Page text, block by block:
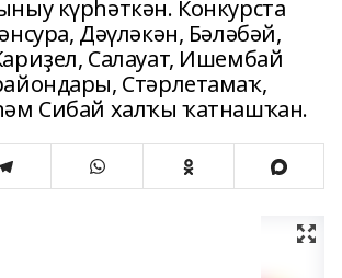
күрһәткән. Конкурста
Дәүләкән, Бәләбәй,
Салауат, Ишембай
Стәрлетамаҡ,
Сибай халҡы ҡатнашҡан.